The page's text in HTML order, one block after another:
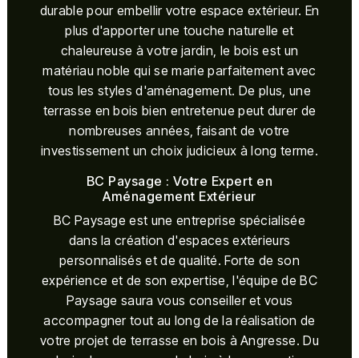
durable pour embellir votre espace extérieur. En
plus d'apporter une touche naturelle et
chaleureuse à votre jardin, le bois est un
matériau noble qui se marie parfaitement avec
tous les styles d'aménagement. De plus, une
terrasse en bois bien entretenue peut durer de
nombreuses années, faisant de votre
investissement un choix judicieux à long terme.
BC Paysage : Votre Expert en
Aménagement Extérieur
BC Paysage est une entreprise spécialisée
dans la création d'espaces extérieurs
personnalisés et de qualité. Forte de son
expérience et de son expertise, l'équipe de BC
Paysage saura vous conseiller et vous
accompagner tout au long de la réalisation de
votre projet de terrasse en bois à Angresse. Du